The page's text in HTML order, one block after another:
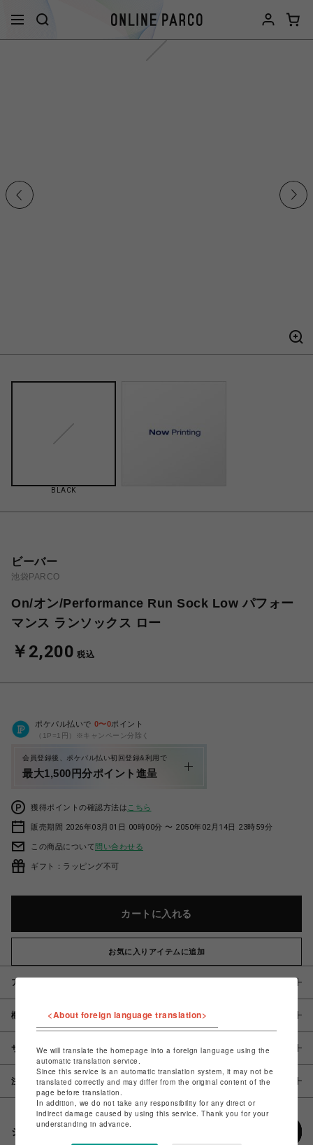
BLACK
ビーバー
池袋PARCO
On/オン/Performance Run Sock Low パフォー
マンス ランソックス ロー
￥2,200 税込
ポケパル払いで 0〜0ポイント
（1P=1円）※キャンペーン分除く
会員登録後、ポケパル払い初回登録&利用で
最大1,500円分ポイント進呈
獲得ポイントの確認方法は こちら
販売期間 2026年03月01日 00時00分 〜 2050年02月14日 23時59分
この商品について問い合わせる
ギフト：ラッピング不可
カートに入れる
お気に入りアイテムに追加
アイテム説明 / 素材
概要
サイズ
注意事項
シェアする
<About foreign language translation>
We will translate the homepage into a foreign language using the
automatic translation service.
Since this service is an automatic translation system, it may not be
translated correctly and may differ from the original content of the
page before translation.
In addition, we do not take any responsibility for any direct or
indirect damage caused by using this service. Thank you for your
understanding in advance.